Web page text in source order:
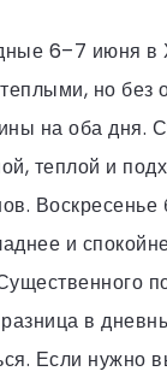
6–7 июня в
но без
на оба дня.
теплой и
Воскресенье
и
в
Если нужно